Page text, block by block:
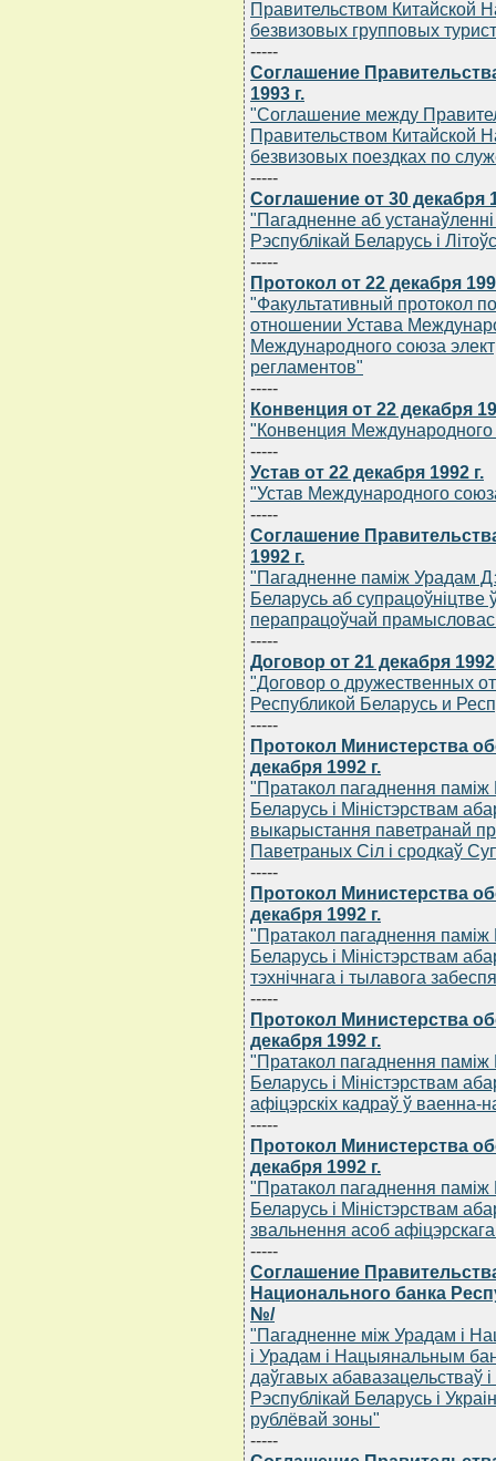
Правительством Китайской
безвизовых групповых
-----
Соглашение
1993 г.
"Соглашение между
Правительством Китайской
безвизовых поездках по
-----
Соглашение от 30 декабря
"Пагадненне аб
Рэспублiкай Беларусь i
-----
Протокол от 22 декабря
"Факультативный протокол
отношении Устава
Международного союза
регламентов"
-----
Конвенция от 22 декабря
"Конвенция Международного
-----
Устав от 22 декабря 1992 г.
"Устав Международного
-----
Соглашение
1992 г.
"Пагадненне памiж Урадам
Беларусь аб супрацоўнiцтве
перапрацоўчай
-----
Договор от 21 декабря 1992
"Договор о дружественных
Республикой Беларусь и
-----
Протокол Министерства
декабря 1992 г.
"Пратакол пагаднення
Беларусь i Мiнiстэрствам
выкарыстання паветранай
Паветраных Сiл i сродкаў
-----
Протокол Министерства
декабря 1992 г.
"Пратакол пагаднення
Беларусь i Мiнiстэрствам
тэхнiчнага i тылавога
-----
Протокол Министерства
декабря 1992 г.
"Пратакол пагаднення
Беларусь i Мiнiстэрствам
афiцэрскiх кадраў ў ваенна-
-----
Протокол Министерства
декабря 1992 г.
"Пратакол пагаднення
Беларусь i Мiнiстэрствам
звальнення асоб
-----
Соглашение
Национального банка
№/
"Пагадненне мiж Урадам i
i Урадам i Нацыянальным
даўгавых
Рэспублiкай Беларусь i
рублёвай зоны"
-----